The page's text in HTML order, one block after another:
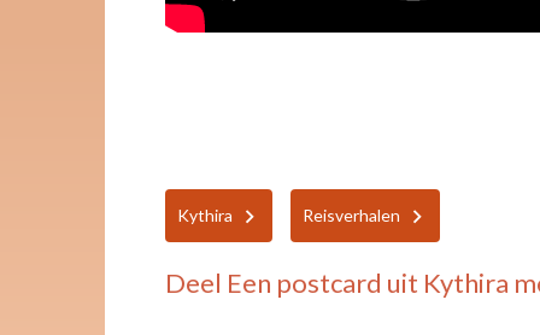
Kythira Reisverhalen
Deel Een postcard uit Kythira